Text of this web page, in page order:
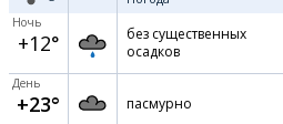
Ночь
+12°
без существенных
осадков
День
+23° пасмурно